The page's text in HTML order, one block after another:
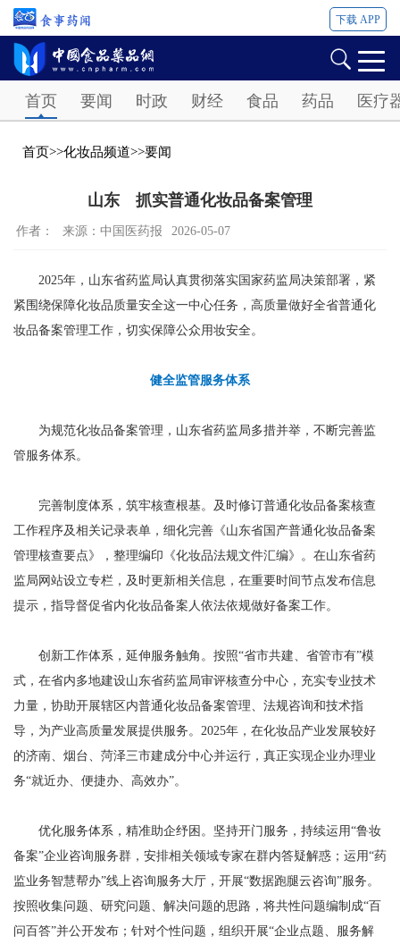
下载 APP
首页 要闻 时政 财经 食品 药品 医疗
首页>>化妆品频道>>要闻
山东 抓实普通化妆品备案管理
作者： 来源：中国医药报 2026-05-07
2025年，山东省药监局认真贯彻落实国家药监局决策部署，紧
紧围绕保障化妆品质量安全这一中心任务，高质量做好全省普通化
妆品备案管理工作，切实保障公众用妆安全。
健全监管服务体系
为规范化妆品备案管理，山东省药监局多措并举，不断完善监
管服务体系。
完善制度体系，筑牢核查根基。及时修订普通化妆品备案核查
工作程序及相关记录表单，细化完善《山东省国产普通化妆品备案
管理核查要点》，整理编印《化妆品法规文件汇编》。在山东省药
监局网站设立专栏，及时更新相关信息，在重要时间节点发布信息
提示，指导督促省内化妆品备案人依法依规做好备案工作。
创新工作体系，延伸服务触角。按照“省市共建、省管市有”模
式，在省内多地建设山东省药监局审评核查分中心，充实专业技术
力量，协助开展辖区内普通化妆品备案管理、法规咨询和技术指
导，为产业高质量发展提供服务。2025年，在化妆品产业发展较好
的济南、烟台、菏泽三市建成分中心并运行，真正实现企业办理业
务“就近办、便捷办、高效办”。
优化服务体系，精准助企纾困。坚持开门服务，持续运用“鲁妆
备案”企业咨询服务群，安排相关领域专家在群内答疑解惑；运用“药
监业务智慧帮办”线上咨询服务大厅，开展“数据跑腿云咨询”服务。
按照收集问题、研究问题、解决问题的思路，将共性问题编制成“百
问百答”并公开发布；针对个性问题，组织开展“企业点题、服务解